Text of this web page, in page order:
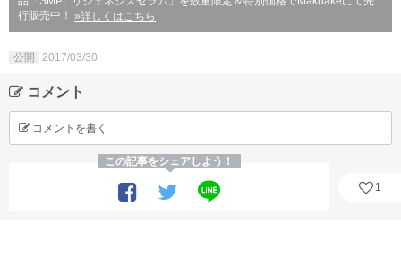
行販売中！ »詳しくはこちら
公開 2017/03/30
コメント
コメントを書く
この記事をシェアしよう！
1